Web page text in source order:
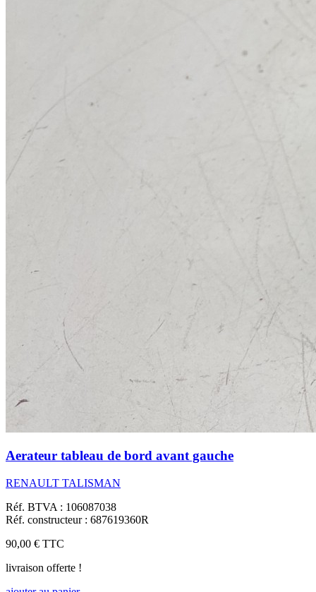
Aerateur tableau de bord avant gauche
RENAULT TALISMAN
Réf. BTVA : 106087038
Réf. constructeur : 687619360R
90,00 € TTC
livraison offerte !